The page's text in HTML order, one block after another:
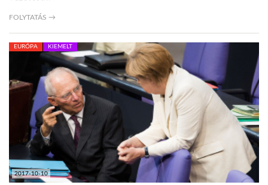
FOLYTATÁS →
2017-10-10
EURÓPA KIEMELT